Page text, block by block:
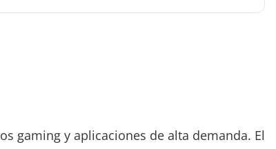
gaming y aplicaciones de alta demanda. El